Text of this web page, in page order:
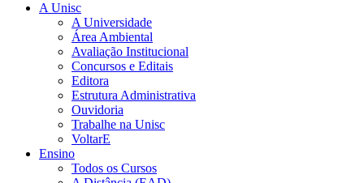
A Unisc
A Universidade
Área Ambiental
Avaliação Institucional
Concursos e Editais
Editora
Estrutura Administrativa
Ouvidoria
Trabalhe na Unisc
VoltarE
Ensino
Todos os Cursos